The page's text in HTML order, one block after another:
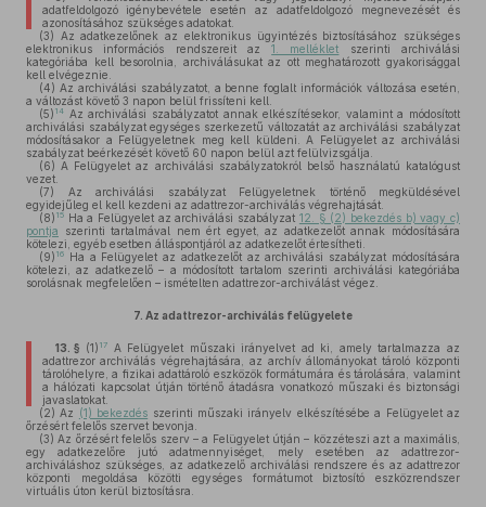
adatfeldolgozó igénybevétele esetén az adatfeldolgozó megnevezését és
azonosításához szükséges adatokat.
(3) Az adatkezelőnek az elektronikus ügyintézés biztosításához szükséges
elektronikus információs rendszereit az1. melléklet szerinti archiválási
kategóriába kell besorolnia, archiválásukat az ott meghatározott gyakorisággal
kell elvégeznie.
(4) Az archiválási szabályzatot, a benne foglalt információk változása esetén,
a változást követő 3 napon belül frissíteni kell.
(5) 14 Az archiválási szabályzatot annak elkészítésekor, valamint a módosított
archiválási szabályzat egységes szerkezetű változatát az archiválási szabályzat
módosításakor a Felügyeletnek meg kell küldeni. A Felügyelet az archiválási
szabályzat beérkezését követő 60 napon belül azt felülvizsgálja.
(6) A Felügyelet az archiválási szabályzatokról belső használatú katalógust
vezet.
(7) Az archiválási szabályzat Felügyeletnek történő megküldésével
egyidejűleg el kell kezdeni az adattrezor-archiválás végrehajtását.
(8) 15 Ha a Felügyelet az archiválási szabályzat 12. § (2) bekezdés b) vagy c)
pontja szerinti tartalmával nem ért egyet, az adatkezelőt annak módosítására
kötelezi, egyéb esetben álláspontjáról az adatkezelőt értesítheti.
(9) 16
Ha a Felügyelet az adatkezelőt az archiválási szabályzat módosítására
kötelezi, az adatkezelő – a módosított tartalom szerinti archiválási kategóriába
sorolásnak megfelelően – ismételten adattrezor-archiválást végez.
7. Az adattrezor-archiválás felügyelete
13. § (1) 17
A Felügyelet műszaki irányelvet ad ki, amely tartalmazza az
adattrezor archiválás végrehajtására, az archív állományokat tároló központi
tárolóhelyre, a fizikai adattároló eszközök formátumára és tárolására, valamint
a hálózati kapcsolat útján történő átadásra vonatkozó műszaki és biztonsági
javaslatokat.
(2) Az (1) bekezdés szerinti műszaki irányelv elkészítésébe a Felügyelet az
őrzésért felelős szervet bevonja.
(3) Az őrzésért felelős szerv – a Felügyelet útján – közzéteszi azt a maximális,
egy adatkezelőre jutó adatmennyiséget, mely esetében az adattrezor-
archiváláshoz szükséges, az adatkezelő archiválási rendszere és az adattrezor
központi megoldása közötti egységes formátumot biztosító eszközrendszer
virtuális úton kerül biztosításra.